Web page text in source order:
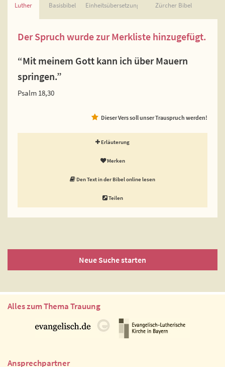
Luther Basisbibel Einheitsübersetzung Zürcher Bibel
Der Spruch wurde zur Merkliste hinzugefügt.
“Mit meinem Gott kann ich über Mauern
springen.”
Psalm 18,30
Dieser Vers soll unser Trauspruch werden!
Erläuterung
Merken
Den Text in der Bibel online lesen
Teilen
Neue Suche starten
Alles zum Thema Trauung
Ansprechpartner